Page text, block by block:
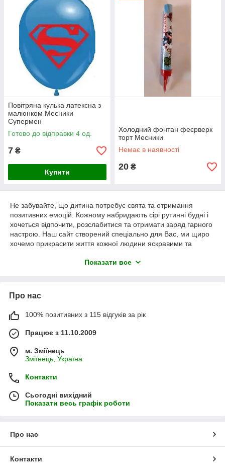
Повітряна кулька латексна з
малюнком Месники
Супермен
Готово до відправки 4 од.
7 ₴
Купити
Холодний фонтан феєрверк
торт Месники
Немає в наявності
20 ₴
Не забувайте, що дитина потребує свята та отримання
позитивних емоцій. Кожному набридають сірі рутинні будні і
хочеться відпочити, розслабитися та отримати заряд гарного
настрою. Наш сайт створений спеціально для Вас, ми щиро
хочемо прикрасити життя кожної людини яскравими та
Додайте до свого життя інших фарб
Показати все
Про нас
100% позитивних з 115 відгуків за рік
Працює з 11.10.2009
м. Зміїнець
Зміїнець, Україна
Контакти
Сьогодні вихідний
Показати весь графік роботи
Про нас
Контакти